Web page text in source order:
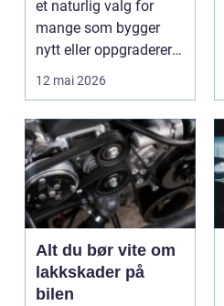
et naturlig valg for
mange som bygger
nytt eller oppgraderer
bolig, hytte og...
12 mai 2026
Alt du bør vite om
lakkskader på
bilen